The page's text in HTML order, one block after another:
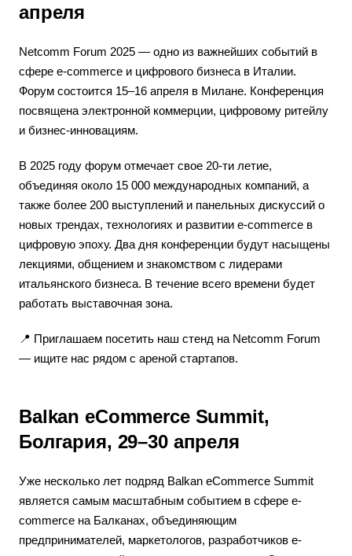
апреля
Netcomm Forum 2025 — одно из важнейших событий в
сфере e-commerce и цифрового бизнеса в Италии.
Форум состоится 15–16 апреля в Милане. Конференция
посвящена электронной коммерции, цифровому ритейлу
и бизнес-инновациям.
В 2025 году форум отмечает свое 20-ти летие,
объединяя около 15 000 международных компаний, а
также более 200 выступлений и панельных дискуссий о
новых трендах, технологиях и развитии e-commerce в
цифровую эпоху. Два дня конференции будут насыщены
лекциями, общением и знакомством с лидерами
итальянского бизнеса. В течение всего времени будет
работать выставочная зона.
📍 Приглашаем посетить наш стенд на Netcomm Forum
— ищите нас рядом с ареной стартапов.
Balkan eCommerce Summit,
Болгария, 29–30 апреля
Уже несколько лет подряд Balkan eCommerce Summit
является самым масштабным событием в сфере e-
commerce на Балканах, объединяющим
предпринимателей, маркетологов, разработчиков e-